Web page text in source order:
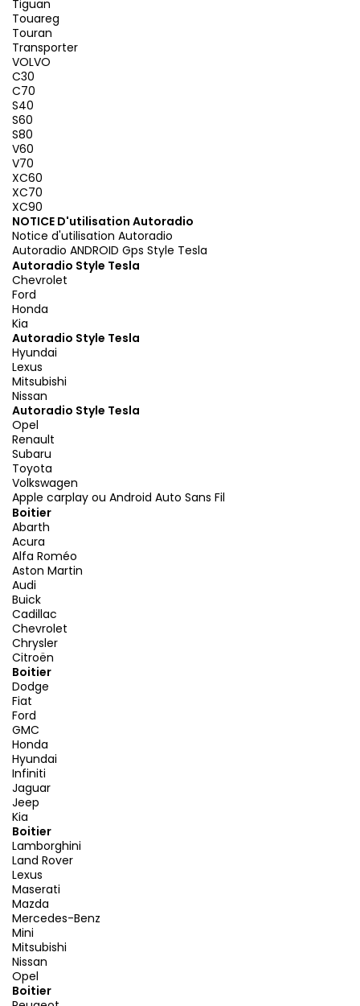
Tiguan
Touareg
Touran
Transporter
VOLVO
C30
C70
S40
S60
S80
V60
V70
XC60
XC70
XC90
NOTICE D'utilisation Autoradio
Notice d'utilisation Autoradio
Autoradio ANDROID Gps Style Tesla
Autoradio Style Tesla
Chevrolet
Ford
Honda
Kia
Autoradio Style Tesla
Hyundai
Lexus
Mitsubishi
Nissan
Autoradio Style Tesla
Opel
Renault
Subaru
Toyota
Volkswagen
Apple carplay ou Android Auto Sans Fil
Boitier
Abarth
Acura
Alfa Roméo
Aston Martin
Audi
Buick
Cadillac
Chevrolet
Chrysler
Citroën
Boitier
Dodge
Fiat
Ford
GMC
Honda
Hyundai
Infiniti
Jaguar
Jeep
Kia
Boitier
Lamborghini
Land Rover
Lexus
Maserati
Mazda
Mercedes-Benz
Mini
Mitsubishi
Nissan
Opel
Boitier